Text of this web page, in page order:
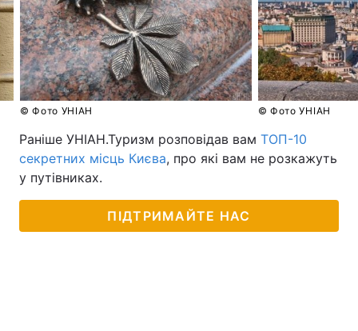
© Фото УНІАН © Фото УНІАН
Раніше УНІАН.Туризм розповідав вам ТОП-10
секретних місць Києва, про які вам не розкажуть
у путівниках.
ПІДТРИМАЙТЕ НАС